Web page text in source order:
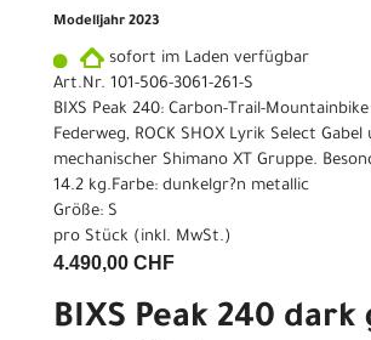
Modelljahr 2023
sofort im Laden verfügbar
Art.Nr. 101-506-3061-261-S
BIXS Peak 240: Carbon-Trail-
Federweg, ROCK SHOX Lyrik Select Gabel
mechanischer Shimano XT Gruppe.
14.2 kg.Farbe: dunkelgr?n metallic
Größe: S
pro Stück (inkl. MwSt.)
4.490,00 CHF
BIXS Peak 240 dark